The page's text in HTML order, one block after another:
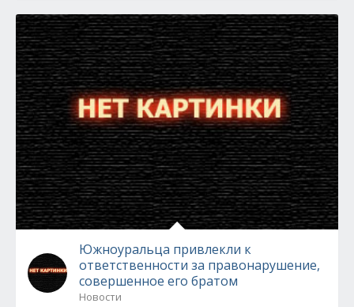
Южноуральца привлекли к
ответственности за правонарушение,
совершенное его братом
Новости